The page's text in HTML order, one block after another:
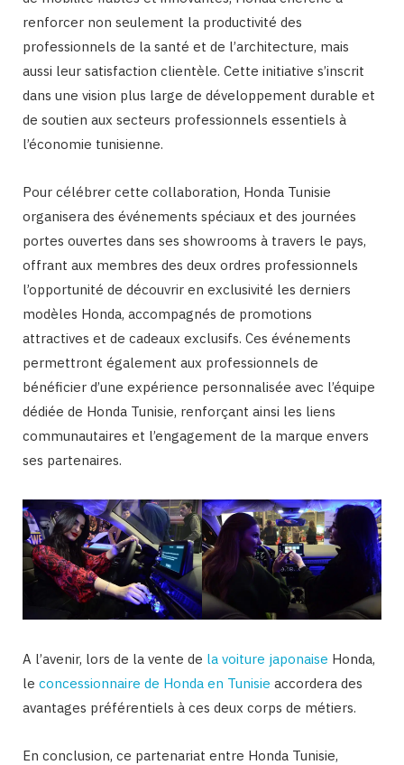
renforcer non seulement la productivité des
professionnels de la santé et de l’architecture, mais
aussi leur satisfaction clientèle. Cette initiative s’inscrit
dans une vision plus large de développement durable et
de soutien aux secteurs professionnels essentiels à
l’économie tunisienne.
Pour célébrer cette collaboration, Honda Tunisie
organisera des événements spéciaux et des journées
portes ouvertes dans ses showrooms à travers le pays,
offrant aux membres des deux ordres professionnels
l’opportunité de découvrir en exclusivité les derniers
modèles Honda, accompagnés de promotions
attractives et de cadeaux exclusifs. Ces événements
permettront également aux professionnels de
bénéficier d’une expérience personnalisée avec l’équipe
dédiée de Honda Tunisie, renforçant ainsi les liens
communautaires et l’engagement de la marque envers
ses partenaires.
A l’avenir, lors de la vente de la voiture japonaise Honda,
le concessionnaire de Honda en Tunisie accordera des
avantages préférentiels à ces deux corps de métiers.
En conclusion, ce partenariat entre Honda Tunisie,